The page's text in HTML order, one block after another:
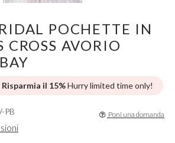
POCHETTE IN
CROSS AVORIO
Risparmia il 15%Hurry limited time only!
PB Poni una domanda